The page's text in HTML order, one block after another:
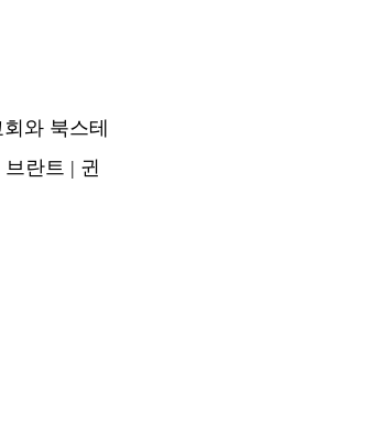
와 북스테
란트 | 귄